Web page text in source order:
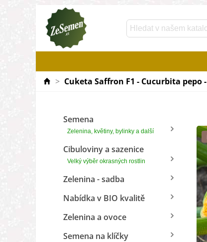
> Cuketa Saffron F1 - Cucurbita pepo
Semena
Zelenina, květiny, bylinky a další
Cibuloviny a sazenice
Velký výběr okrasných rostlin
Zelenina - sadba
Nabídka v BIO kvalitě
Zelenina a ovoce
Semena na klíčky